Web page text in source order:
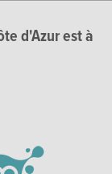
d'Azur est à